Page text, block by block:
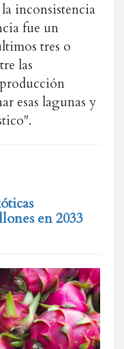
inconsistencia
fue un
tres o
las
esas lagunas y
en 2033